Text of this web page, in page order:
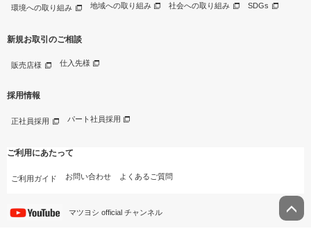
環境への取り組み 地域への取り組み 社会への取り組み SDGs
新規お取引のご相談
販売店様 仕入先様
採用情報
正社員採用 パート社員採用
ご利用にあたって
ご利用ガイド お問い合わせ よくあるご質問
マツヨシ official チャンネル